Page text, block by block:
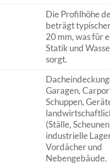
Die Profilhöhe
beträgt
20 mm, was für
Statik und
sorgt.
Garagen,
Schuppen,
(Ställe,
industrielle
Vordächer und
Nebengebäude.